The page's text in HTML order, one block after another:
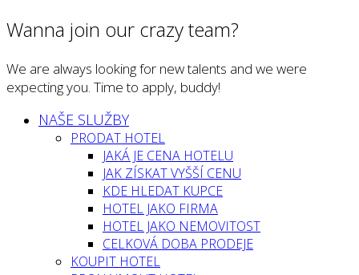
Wanna join our crazy team?
We are always looking for new talents and we were
expecting you. Time to apply, buddy!
NAŠE SLUŽBY
PRODAT HOTEL
JAKÁ JE CENA HOTELU
JAK ZÍSKAT VYŠŠÍ CENU
KDE HLEDAT KUPCE
HOTEL JAKO FIRMA
HOTEL JAKO NEMOVITOST
CELKOVÁ DOBA PRODEJE
KOUPIT HOTEL